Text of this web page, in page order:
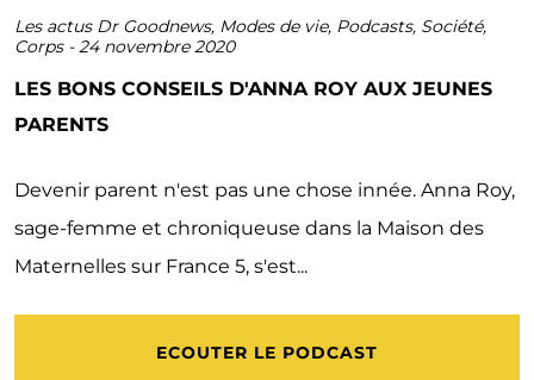
Les actus Dr Goodnews, Modes de vie, Podcasts, Société,
Corps-24 novembre 2020
LES BONS CONSEILS D'ANNA ROY AUX JEUNES
PARENTS
Devenir parent n'est pas une chose innée. Anna Roy,
sage-femme et chroniqueuse dans la Maison des
Maternelles sur France 5, s'est...
ECOUTER LE PODCAST